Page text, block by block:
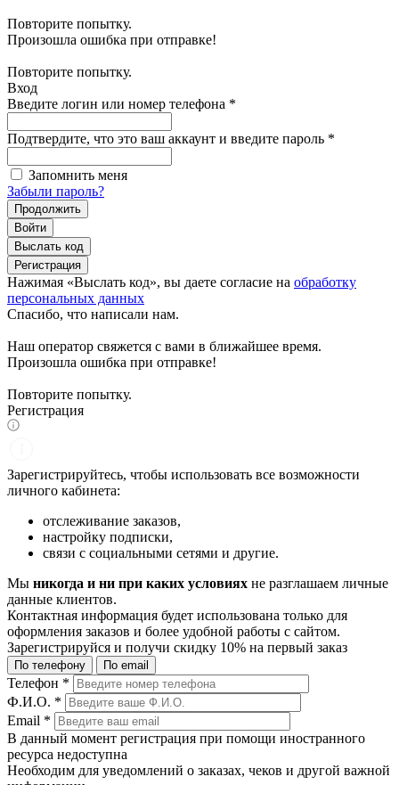
Повторите попытку.
Произошла ошибка при отправке!
Повторите попытку.
Вход
Введите логин или номер телефона *
Подтвердите, что это ваш аккаунт и введите пароль *
Запомнить меня
Забыли пароль?
Продолжить
Войти
Выслать код
Регистрация
Нажимая «Выслать код», вы даете согласие на обработку
персональных данных
Спасибо, что написали нам.
Наш оператор свяжется с вами в ближайшее время.
Произошла ошибка при отправке!
Повторите попытку.
Регистрация
Зарегистрируйтесь, чтобы использовать все возможности
личного кабинета:
отслеживание заказов,
настройку подписки,
связи с социальными сетями и другие.
Мы никогда и ни при каких условиях не разглашаем личные
данные клиентов.
Контактная информация будет использована только для
оформления заказов и более удобной работы с сайтом.
Зарегистрируйся и получи скидку 10% на первый заказ
По телефону По email
Телефон *
Ф.И.О. *
Email *
В данный момент регистрация при помощи иностранного
ресурса недоступна
Необходим для уведомлений о заказах, чеков и другой важной